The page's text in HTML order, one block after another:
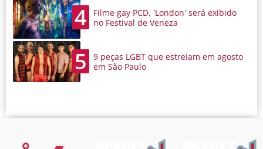
4
Filme gay PCD, 'London' será exibido
no Festival de Veneza
5
9 peças LGBT que estreiam em agosto
em São Paulo